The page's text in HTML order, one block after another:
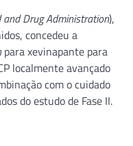
and Drug Administration),
concedeu a
para xevinapante para
localmente avançado
com o cuidado
do estudo de Fase II.